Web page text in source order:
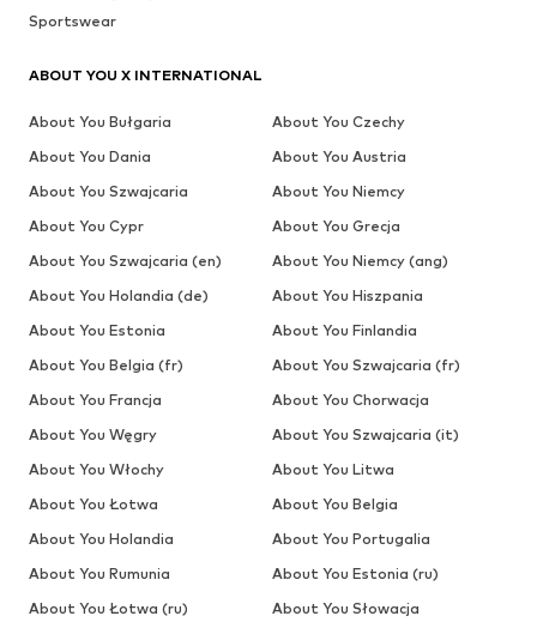
Sportswear
ABOUT YOU X INTERNATIONAL
About You Bułgaria
About You Czechy
About You Dania
About You Austria
About You Szwajcaria
About You Niemcy
About You Cypr
About You Grecja
About You Szwajcaria (en)
About You Niemcy (ang)
About You Holandia (de)
About You Hiszpania
About You Estonia
About You Finlandia
About You Belgia (fr)
About You Szwajcaria (fr)
About You Francja
About You Chorwacja
About You Węgry
About You Szwajcaria (it)
About You Włochy
About You Litwa
About You Łotwa
About You Belgia
About You Holandia
About You Portugalia
About You Rumunia
About You Estonia (ru)
About You Łotwa (ru)
About You Słowacja